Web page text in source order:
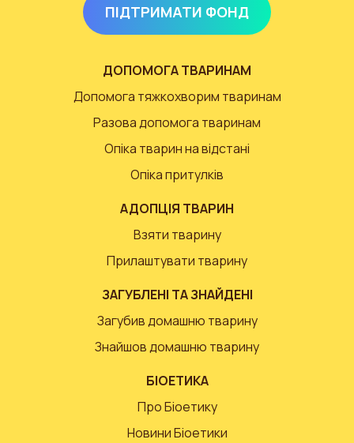
ПІДТРИМАТИ ФОНД
ДОПОМОГА ТВАРИНАМ
Допомога тяжкохворим тваринам
Разова допомога тваринам
Опіка тварин на відстані
Опіка притулків
АДОПЦІЯ ТВАРИН
Взяти тварину
Прилаштувати тварину
ЗАГУБЛЕНІ ТА ЗНАЙДЕНІ
Загубив домашню тварину
Знайшов домашню тварину
БІОЕТИКА
Про Біоетику
Новини Біоетики